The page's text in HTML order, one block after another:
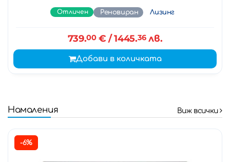
Отличен Реновиран Лизинг
739.00€ / 1445.36лв.
Добави в количката
Намаления Виж всички
-6%